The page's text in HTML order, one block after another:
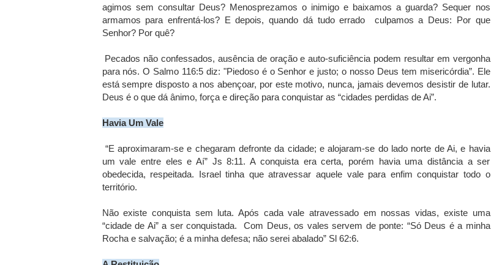
agimos sem consultar Deus? Menosprezamos o inimigo e baixamos a guarda? Sequer nos
armamos para enfrentá-los? E depois, quando dá tudo errado culpamos a Deus: Por que
Senhor? Por quê?
Pecados não confessados, ausência de oração e auto-suficiência podem resultar em vergonha
para nós. O Salmo 116:5 diz: "Piedoso é o Senhor e justo; o nosso Deus tem misericórdia”. Ele
está sempre disposto a nos abençoar, por este motivo, nunca, jamais devemos desistir de lutar.
Deus é o que dá ânimo, força e direção para conquistar as “cidades perdidas de Ai”.
Havia Um Vale
“E aproximaram-se e chegaram defronte da cidade; e alojaram-se do lado norte de Ai, e havia
um vale entre eles e Aí” Js 8:11. A conquista era certa, porém havia uma distância a ser
obedecida, respeitada. Israel tinha que atravessar aquele vale para enfim conquistar todo o
território.
Não existe conquista sem luta. Após cada vale atravessado em nossas vidas, existe uma
“cidade de Ai” a ser conquistada. Com Deus, os vales servem de ponte: “Só Deus é a minha
Rocha e salvação; é a minha defesa; não serei abalado” Sl 62:6.